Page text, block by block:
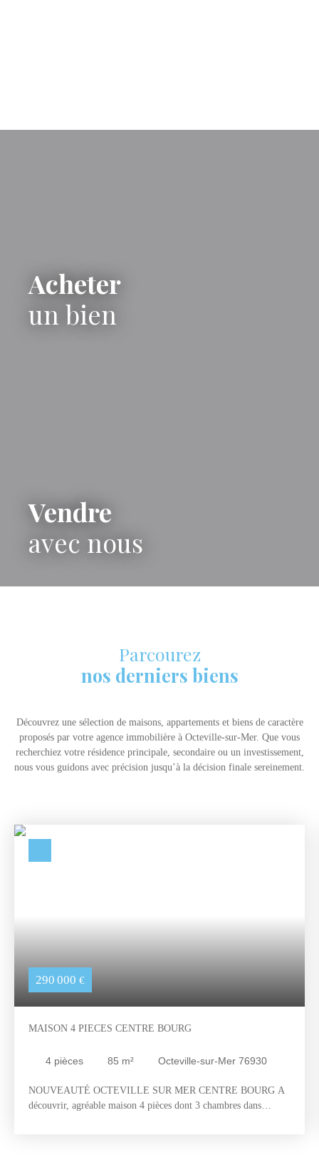
Acheter
un bien
Vendre
avec nous
Parcourez
nos derniers biens
Découvrez une sélection de maisons, appartements et biens de caractère
proposés par votre agence immobilière à Octeville-sur-Mer. Que vous
recherchiez votre résidence principale, secondaire ou un investissement,
nous vous guidons avec précision jusqu’à la décision finale sereinement.
290 000 €
MAISON 4 PIECES CENTRE BOURG
4 pièces 85 m² Octeville-sur-Mer 76930
NOUVEAUTÉ OCTEVILLE SUR MER CENTRE BOURG A
découvrir, agréable maison 4 pièces dont 3 chambres dans